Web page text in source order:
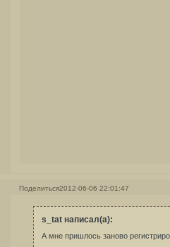
Поделиться2012-06-06 22:01:47
s_tat написал(а):
А мне пришлось заново